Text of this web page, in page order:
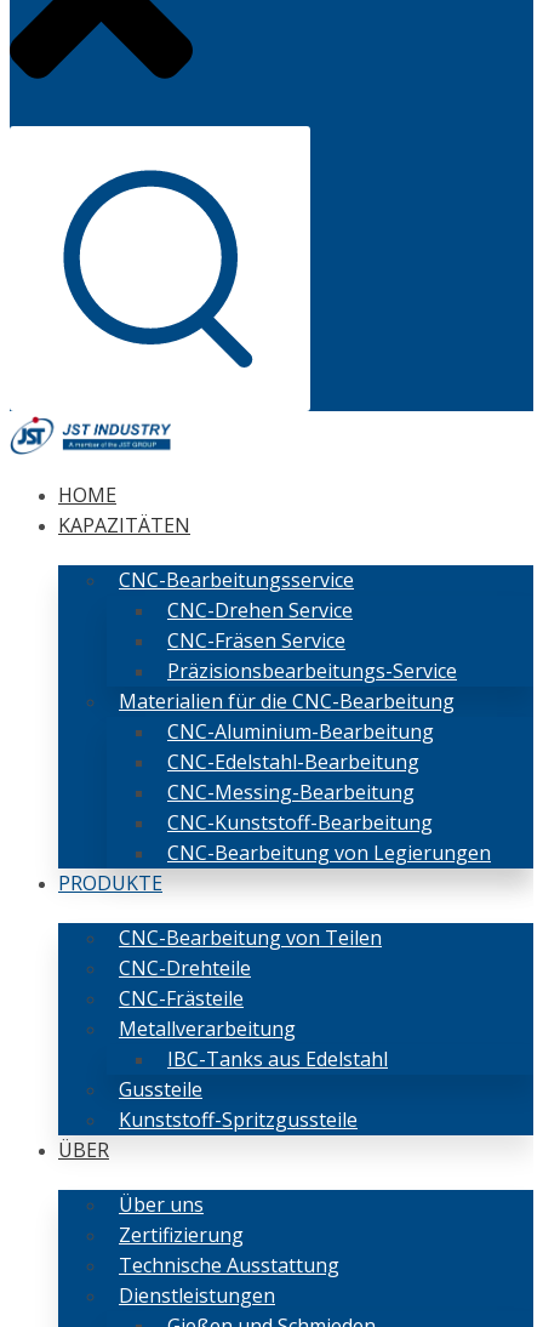
HOME
KAPAZITÄTEN
CNC-Bearbeitungsservice
CNC-Drehen Service
CNC-Fräsen Service
Präzisionsbearbeitungs-Service
Materialien für die CNC-Bearbeitung
CNC-Aluminium-Bearbeitung
CNC-Edelstahl-Bearbeitung
CNC-Messing-Bearbeitung
CNC-Kunststoff-Bearbeitung
CNC-Bearbeitung von Legierungen
PRODUKTE
CNC-Bearbeitung von Teilen
CNC-Drehteile
CNC-Frästeile
Metallverarbeitung
IBC-Tanks aus Edelstahl
Gussteile
Kunststoff-Spritzgussteile
ÜBER
Über uns
Zertifizierung
Technische Ausstattung
Dienstleistungen